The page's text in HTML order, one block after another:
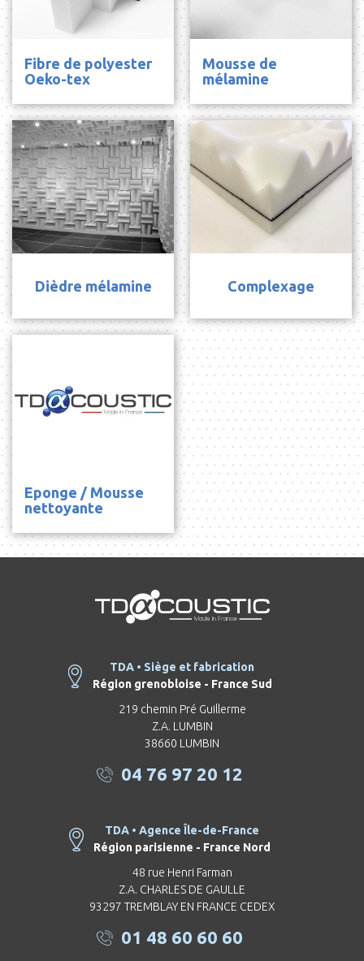
Fibre de polyester
Oeko-tex
Mousse de
mélamine
Dièdre mélamine Complexage
Eponge / Mousse
nettoyante
TDA • Siège et fabrication
Région grenobloise - France Sud
219 chemin Pré Guillerme
Z.A. LUMBIN
38660 LUMBIN
04 76 97 20 12
TDA • Agence Île-de-France
Région parisienne - France Nord
48 rue Henri Farman
Z.A. CHARLES DE GAULLE
93297 TREMBLAY EN FRANCE CEDEX
01 48 60 60 60